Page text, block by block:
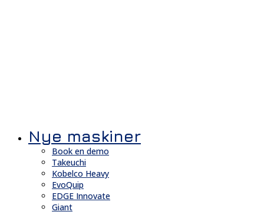
Nye maskiner
Book en demo
Takeuchi
Kobelco Heavy
EvoQuip
EDGE Innovate
Giant